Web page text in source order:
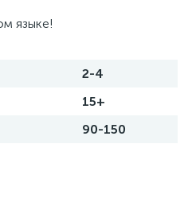
языке!
2-4
15+
90-150